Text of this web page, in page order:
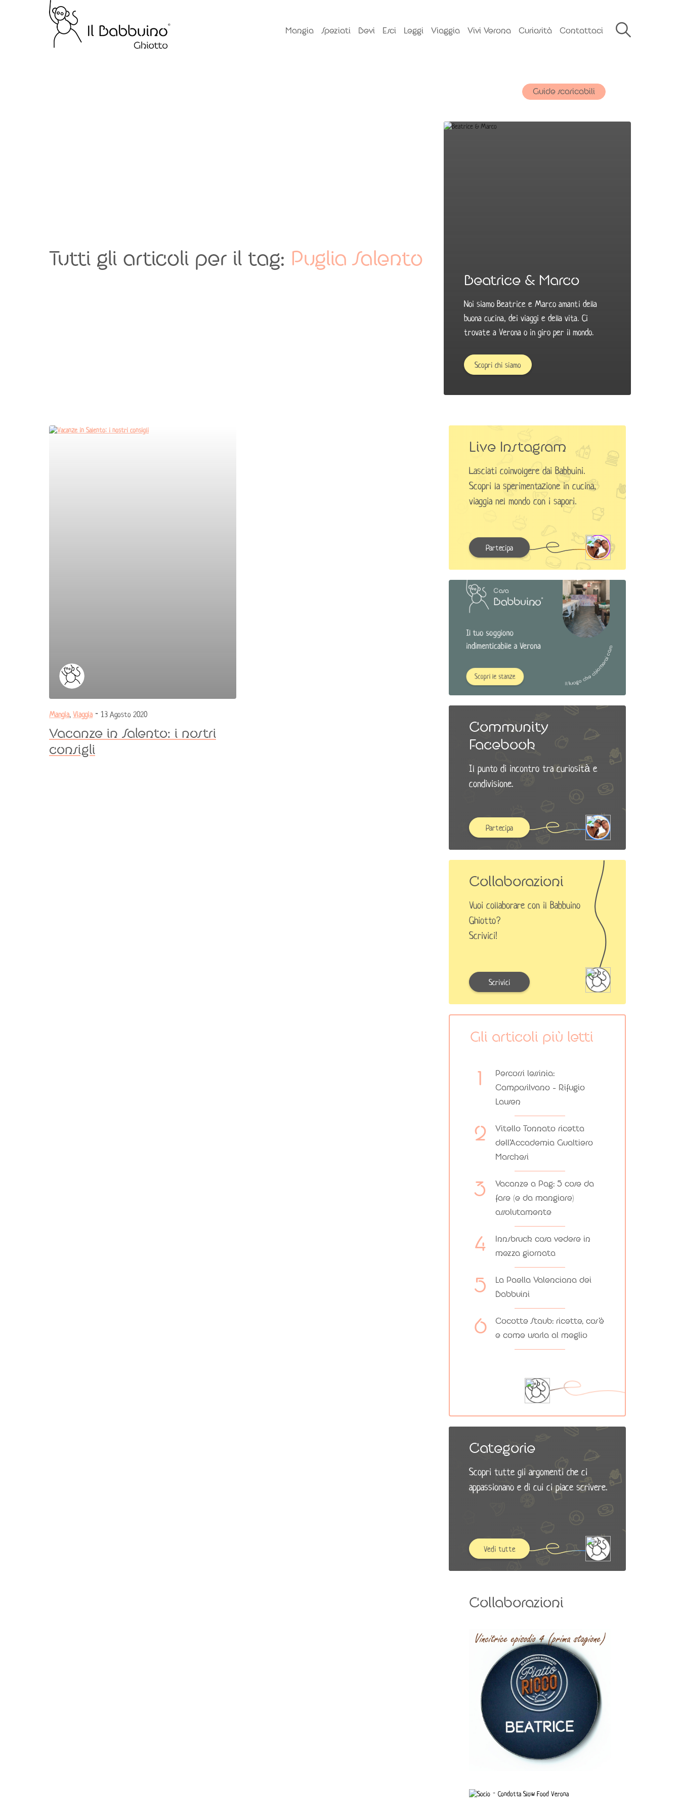
Mangia Speziati Bevi Esci Leggi Viaggia Vivi Verona Curiosità Contattaci
Guide scaricabili
Tutti gli articoli per il tag: Puglia Salento
Beatrice & Marco
Noi siamo Beatrice e Marco amanti della
buona cucina, dei viaggi e della vita. Ci
trovate a Verona o in giro per il mondo. ​
Scopri chi siamo
Mangia, Viaggia - 13 Agosto 2020
Vacanze in Salento: i nostri
consigli
Live Instagram
Lasciati coinvolgere dai Babbuini.
Scopri la sperimentazione in cucina,
viaggia nel mondo con i sapori.
Partecipa
Community
Facebook
Il punto di incontro tra curiosità e
condivisione.
Partecipa
Collaborazioni
Vuoi collaborare con il Babbuino
Ghiotto?
Scrivici!
Scrivici
Gli articoli più letti
Percorsi lessinia:
Camposilvano – Rifugio
Lausen
Vitello Tonnato ricetta
dell’Accademia Gualtiero
Marchesi
Vacanze a Pag: 5 cose da
fare (e da mangiare)
assolutamente
Innsbruck cosa vedere in
mezza giornata
La Paella Valenciana dei
Babbuini
Cocotte Staub: ricette, cos’è
e come usarla al meglio
Categorie
Scopri tutte gli argomenti che ci
appassionano e di cui ci piace scrivere.
Vedi tutte
Collaborazioni